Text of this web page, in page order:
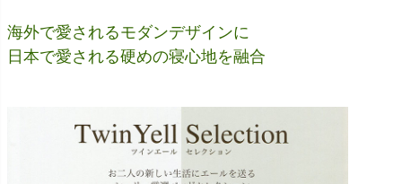
海外で愛されるモダンデザインに
日本で愛される硬めの寝心地を融合